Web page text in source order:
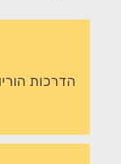
הדרכות